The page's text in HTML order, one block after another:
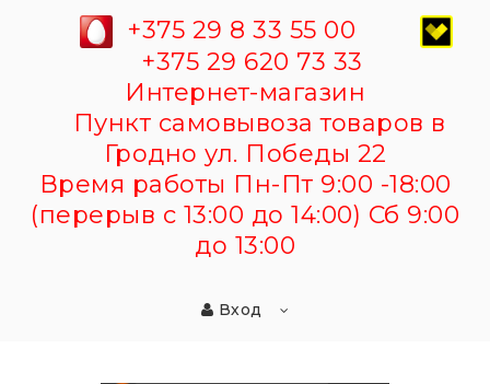
+375 29 8 33 55 00
+375 29 620 73 33
Интернет-магазин
Пункт самовывоза товаров в
Гродно ул. Победы 22
Время работы Пн-Пт 9:00 -18:00
(перерыв с 13:00 до 14:00) Сб 9:00
до 13:00
Вход